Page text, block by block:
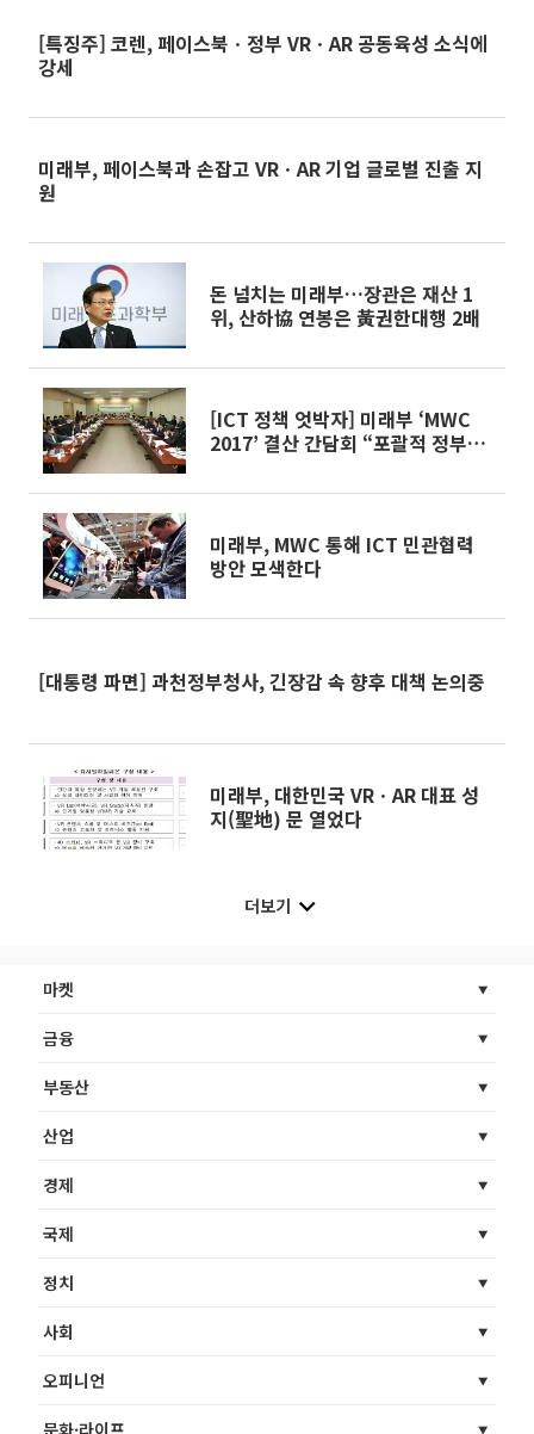
[특징주] 코렌, 페이스북ㆍ정부 VRㆍAR 공동육성 소식에
강세
미래부, 페이스북과 손잡고 VRㆍAR 기업 글로벌 진출 지
원
돈 넘치는 미래부…장관은 재산 1
위, 산하協 연봉은 黃권한대행 2배
[ICT 정책 엇박자] 미래부 ‘MWC
2017’ 결산 간담회 “포괄적 정부지
미래부, MWC 통해 ICT 민관협력
방안 모색한다
[대통령 파면] 과천정부청사, 긴장감 속 향후 대책 논의중
미래부, 대한민국 VRㆍAR 대표 성
지(聖地) 문 열었다
더보기
마켓
금융
부동산
산업
경제
국제
정치
사회
오피니언
문화·라이프